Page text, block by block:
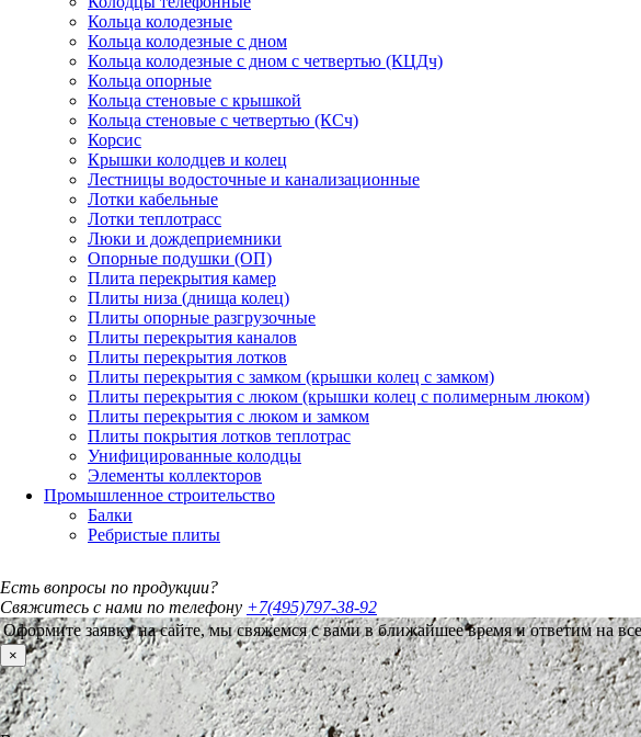
Кольца колодезные
Кольца колодезные с дном
Кольца колодезные с дном с четвертью (КЦДч)
Кольца опорные
Кольца стеновые с крышкой
Кольца стеновые с четвертью (КСч)
Корсис
Крышки колодцев и колец
Лестницы водосточные и канализационные
Лотки кабельные
Лотки теплотрасс
Люки и дождеприемники
Опорные подушки (ОП)
Плита перекрытия камер
Плиты низа (днища колец)
Плиты опорные разгрузочные
Плиты перекрытия каналов
Плиты перекрытия лотков
Плиты перекрытия с замком (крышки колец с замком)
Плиты перекрытия с люком (крышки колец с полимерным люком)
Плиты перекрытия с люком и замком
Плиты покрытия лотков теплотрас
Унифицированные колодцы
Элементы коллекторов
Промышленное строительство
Балки
Ребристые плиты
Есть вопросы по продукции?
Свяжитесь с нами по телефону +7(495)797-38-92
Оформите заявку на сайте, мы свяжемся с вами в ближайшее время и ответим на
×